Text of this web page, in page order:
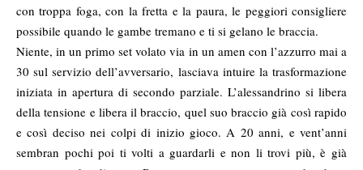
con troppa foga, con la fretta e la paura, le peggiori consigliere
possibile quando le gambe tremano e ti si gelano le braccia.
Niente, in un primo set volato via in un amen con l’azzurro mai a
30 sul servizio dell’avversario, lasciava intuire la trasformazione
iniziata in apertura di secondo parziale. L’alessandrino si libera
della tensione e libera il braccio, quel suo braccio già così rapido
e così deciso nei colpi di inizio gioco. A 20 anni, e vent’anni
sembran pochi poi ti volti a guardarli e non li trovi più, è già